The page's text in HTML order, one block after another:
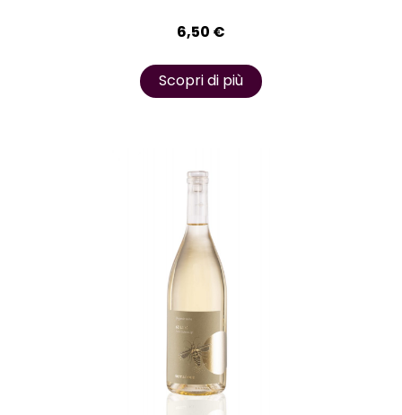
6,50 €
Scopri di più